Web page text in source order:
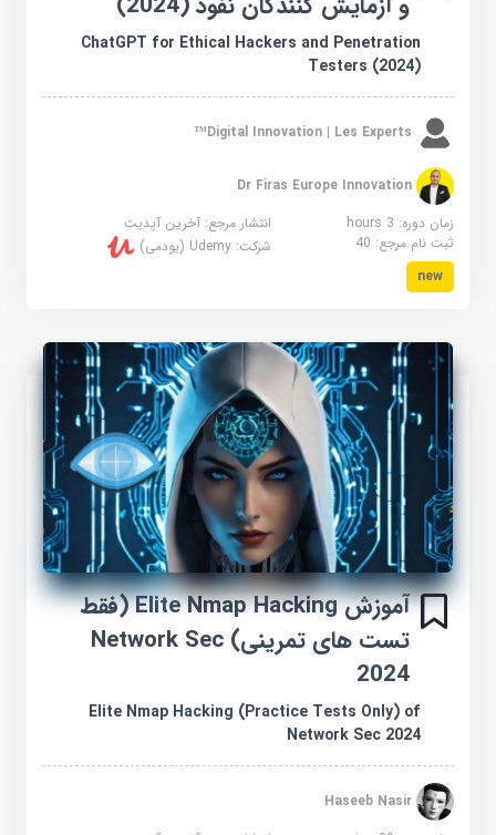
ChatGPT for Ethical Hackers and Penetration
Testers (2024)
Digital Innovation | Les Experts™
Dr Firas Europe Innovation
زمان دوره: 3 hours
انتشار مرجع:آخرین آپدیت
ثبت نام مرجع:40 شرکت:Udemy (یودمی)
new
آموزش Elite Nmap Hacking (فقط
تست های تمرینی) Network Sec
2024
Elite Nmap Hacking (Practice Tests Only) of
Network Sec 2024
Haseeb Nasir